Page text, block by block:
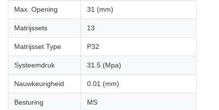
Max. Opening 31 (mm)
Matrijssets 13
Matrijsset Type P32
Systeemdruk 31.5 (Mpa)
Nauwkeurigheid 0.01 (mm)
Besturing MS